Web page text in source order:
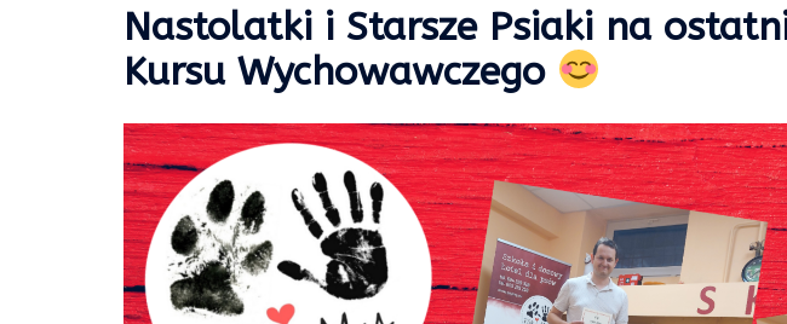
Nastolatki i Starsze Psiaki na
Kursu Wychowawczego